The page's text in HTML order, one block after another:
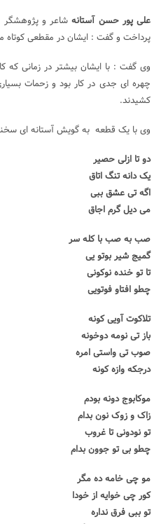
علی پور حسن آستانهشاعر و پژوهشگر
پرداخت و گفت : ایشان در مقطعی کوتاه
وی گفت : با ایشان بیشتر در زمانی که
چهره ای جدی در کار بود و زحمات
کشیدند.
وی با یک قطعه به گویش آستانه ای
دو تا ازلی حصیر
یک دانه تنگ اتاق
اگه تی عشق ببی
می دیل گرم اجاق
صب به صب با کله سر
گمیج شیر بوتو یی
تا تو خنده نوکونی
چطو افتاو فوتویی
تلاکوت آویی کونه
باز تی نومه دوخونه
صوب تی واستی امره
درجکه وازه کونه
موکابوج دونه بودم
زاک و زوک نون بدام
تو نودونی تا غروب
چطو بی تو جوون بدام
مو چی خامه ده مگر
کور چی خوایه از خودا
تو ببی فرق نداره